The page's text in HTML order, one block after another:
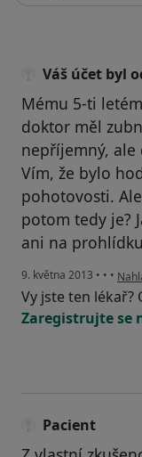
Váš účet byl
Mému 5-ti
doktor měl
nepříjemný,
Vím, že bylo
pohotovosti.
potom tedy je?
ani na
9. května 2013 • • •
Vy jste ten lékař?
Zaregistrujte se
Pacient